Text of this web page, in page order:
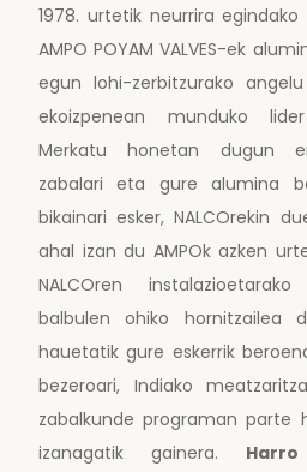
1978. urtetik neurrira
AMPO POYAM VALVES-ek
egun lohi-zerbitzurako
ekoizpenean munduko
Merkatu honetan dugun
zabalari eta gure alumina
bikainari esker, NALCOrekin
ahal izan du AMPOk azken
NALCOren
balbulen ohiko hornitzailea
hauetatik gure eskerrik
bezeroari, Indiako
zabalkunde programan parte
izanagatik gainera.